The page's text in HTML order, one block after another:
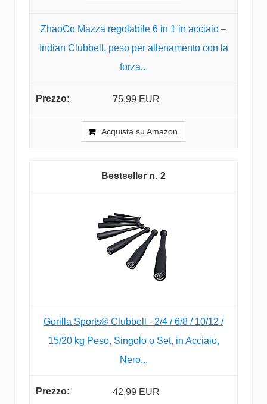
ZhaoCo Mazza regolabile 6 in 1 in acciaio –
Indian Clubbell, peso per allenamento con la
forza...
75,99 EUR
Acquista su Amazon
2
Gorilla Sports® Clubbell - 2/4 / 6/8 / 10/12 /
15/20 kg Peso, Singolo o Set, in Acciaio,
Nero...
42,99 EUR